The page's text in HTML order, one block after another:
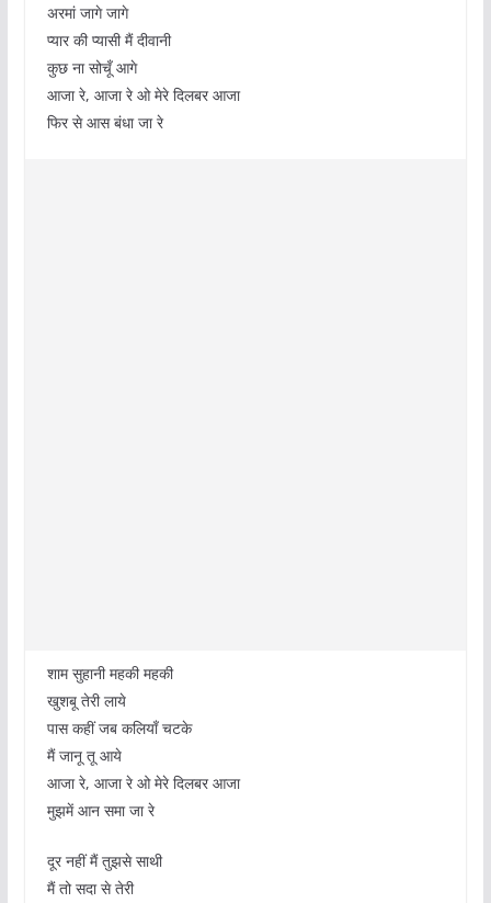
अरमां जागे जागे
प्यार की प्यासी मैं दीवानी
कुछ ना सोचूँ आगे
आजा रे, आजा रे ओ मेरे दिलबर आजा
फिर से आस बंधा जा रे
शाम सुहानी महकी महकी
खुशबू तेरी लाये
पास कहीं जब कलियाँ चटके
मैं जानू तू आये
आजा रे, आजा रे ओ मेरे दिलबर आजा
मुझमें आन समा जा रे
दूर नहीं मैं तुझसे साथी
मैं तो सदा से तेरी